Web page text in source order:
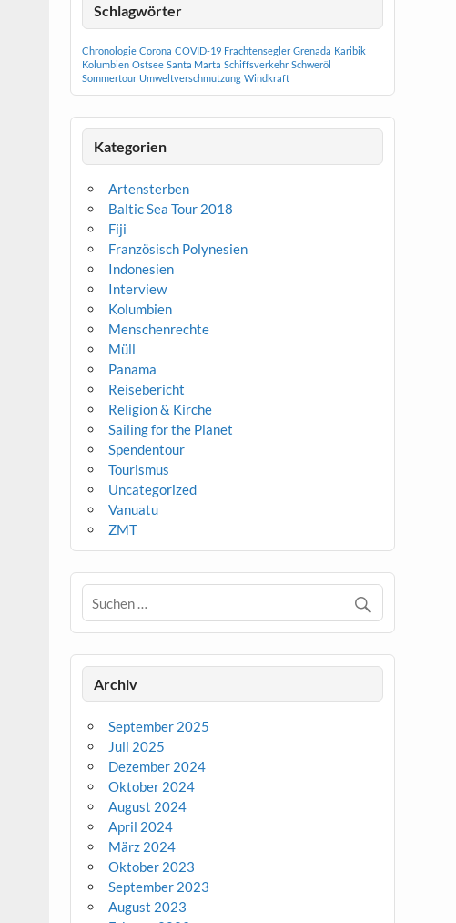
Schlagwörter
Chronologie Corona COVID-19 Frachtensegler Grenada Karibik
Kolumbien Ostsee Santa Marta Schiffsverkehr Schweröl
Sommertour Umweltverschmutzung Windkraft
Kategorien
Artensterben
Baltic Sea Tour 2018
Fiji
Französisch Polynesien
Indonesien
Interview
Kolumbien
Menschenrechte
Müll
Panama
Reisebericht
Religion & Kirche
Sailing for the Planet
Spendentour
Tourismus
Uncategorized
Vanuatu
ZMT
Archiv
September 2025
Juli 2025
Dezember 2024
Oktober 2024
August 2024
April 2024
März 2024
Oktober 2023
September 2023
August 2023